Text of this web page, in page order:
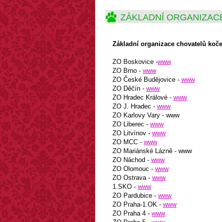
ZÁKLADNÍ
Základní organizace chovatelů
ZO Boskovice -www
ZO Brno - www
ZO České Budějovice - www
ZO Děčín - www
ZO Hradec Králové - www
ZO J. Hradec - www
ZO Karlovy Vary - www
ZO Liberec - www
ZO Litvínov - www
ZO MCC - www
ZO Mariánské Lázně - www
ZO Náchod - www
ZO Olomouc - www
ZO Ostrava - www
1.SKO - www
ZO Pardubice - www
ZO Praha-1.OK - www
ZO Praha 4 - www